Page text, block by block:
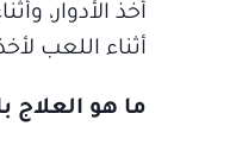
أخذ الأدوار،
أثناء اللعب
ما هو العلاج